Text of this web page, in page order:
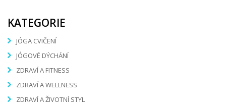
KATEGORIE
JÓGA CVIČENÍ
JÓGOVÉ DÝCHÁNÍ
ZDRAVÍ A FITNESS
ZDRAVÍ A WELLNESS
ZDRAVÍ A ŽIVOTNÍ STYL